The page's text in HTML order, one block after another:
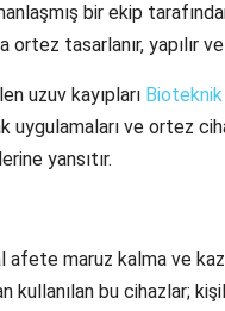
bir ekip
tasarlanır, yapılır
uzuv kayıpları
ve ortez
yansıtır.
afete maruz kalma ve
kullanılan bu cihazlar;